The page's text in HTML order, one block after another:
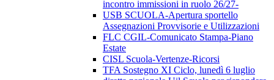
incontro immissioni in ruolo 26/27-
USB SCUOLA-Apertura sportello
Assegnazioni Provvisorie e Utilizzazioni
FLC CGIL-Comunicato Stampa-Piano
Estate
CISL Scuola-Vertenze-Ricorsi
TFA Sostegno XI Ciclo, lunedì 6 luglio